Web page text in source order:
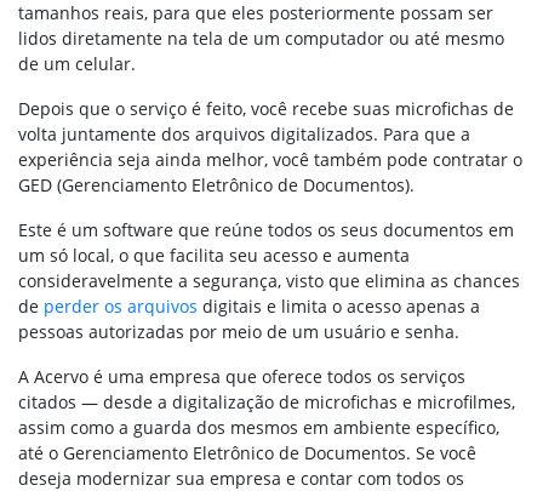
tamanhos reais, para que eles posteriormente possam ser
lidos diretamente na tela de um computador ou até mesmo
de um celular.
Depois que o serviço é feito, você recebe suas microfichas de
volta juntamente dos arquivos digitalizados. Para que a
experiência seja ainda melhor, você também pode contratar o
GED (Gerenciamento Eletrônico de Documentos).
Este é um software que reúne todos os seus documentos em
um só local, o que facilita seu acesso e aumenta
consideravelmente a segurança, visto que elimina as chances
de perder os arquivos digitais e limita o acesso apenas a
pessoas autorizadas por meio de um usuário e senha.
A Acervo é uma empresa que oferece todos os serviços
citados — desde a digitalização de microfichas e microfilmes,
assim como a guarda dos mesmos em ambiente específico,
até o Gerenciamento Eletrônico de Documentos. Se você
deseja modernizar sua empresa e contar com todos os